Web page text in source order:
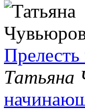
Прелесть
Татьяна